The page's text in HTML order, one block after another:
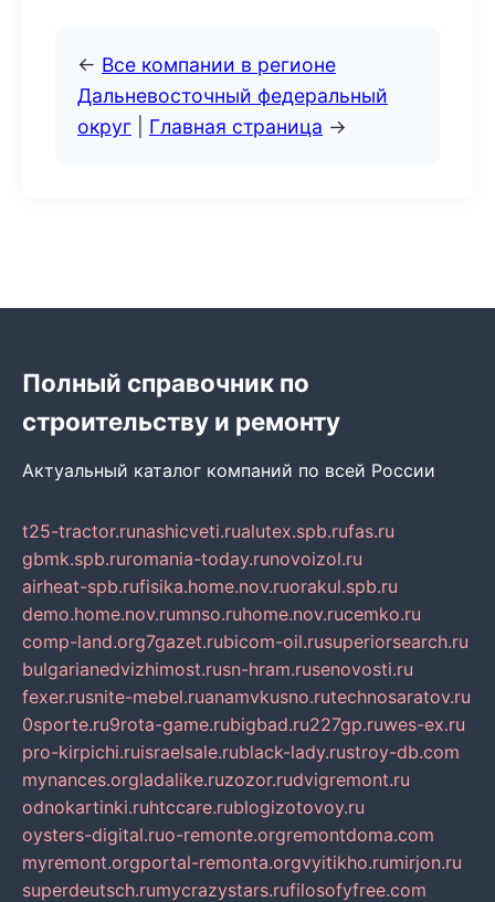
← Все компании в регионе
Дальневосточный федеральный
округ
Главная страница →
Полный справочник по
строительству и ремонту
Актуальный каталог компаний по всей России
t25-tractor.runashicveti.rualutex.spb.rufas.ru
gbmk.spb.ruromania-today.runovoizol.ru
airheat-spb.rufisika.home.nov.ruorakul.spb.ru
demo.home.nov.rumnso.ruhome.nov.rucemko.ru
comp-land.org7gazet.rubicom-oil.rusuperiorsearch.ru
bulgarianedvizhimost.rusn-hram.rusenovosti.ru
fexer.rusnite-mebel.ruanamvkusno.rutechnosaratov.ru
0sporte.ru9rota-game.rubigbad.ru227gp.ruwes-ex.ru
pro-kirpichi.ruisraelsale.rublack-lady.rustroy-db.com
mynances.orgladalike.ruzozor.rudvigremont.ru
odnokartinki.ruhtccare.rublogizotovoy.ru
oysters-digital.ruo-remonte.orgremontdoma.com
myremont.orgportal-remonta.orgvyitikho.rumirjon.ru
superdeutsch.rumycrazystars.rufilosofyfree.com